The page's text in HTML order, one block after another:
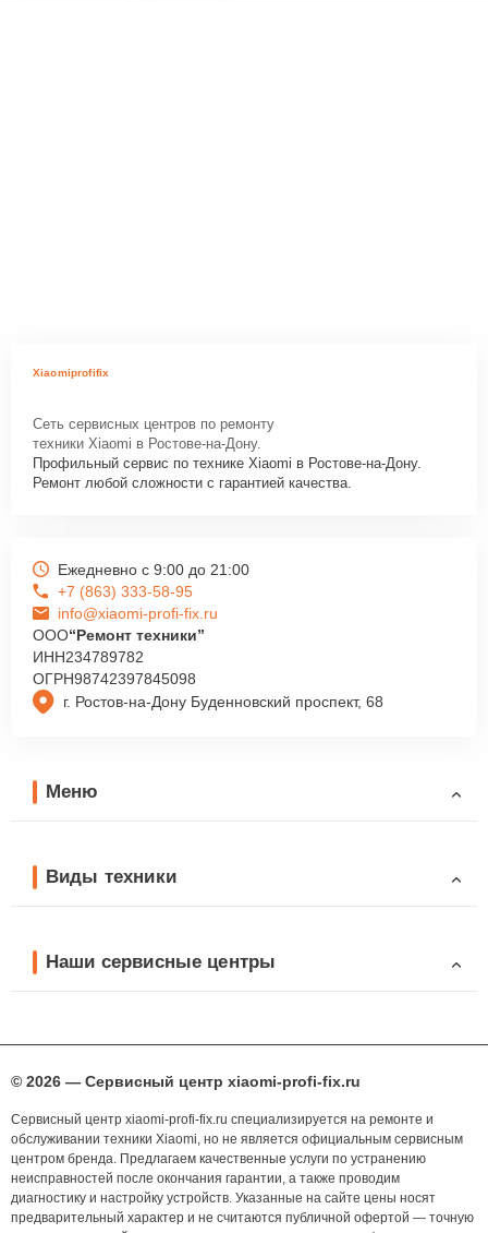
Xiaomiprofifix
Сеть сервисных центров по ремонту
техники Xiaomi в Ростове-на-Дону.
Профильный сервис по технике Xiaomi в Ростове-на-Дону.
Ремонт любой сложности с гарантией качества.
г. Ростов-на-Дону Буденновский проспект, 68
Ежедневно с 9:00 до 21:00
+7 (863) 333-58-95
info@xiaomi-profi-fix.ru
ООО“Ремонт техники”
ИНН234789782
ОГРН98742397845098
Меню
Виды техники
Наши сервисные центры
© 2026 — Сервисный центр xiaomi-profi-fix.ru
Сервисный центр xiaomi-profi-fix.ru специализируется на ремонте и
обслуживании техники Xiaomi, но не является официальным сервисным
центром бренда. Предлагаем качественные услуги по устранению
неисправностей после окончания гарантии, а также проводим
диагностику и настройку устройств. Указанные на сайте цены носят
предварительный характер и не считаются публичной офертой — точную